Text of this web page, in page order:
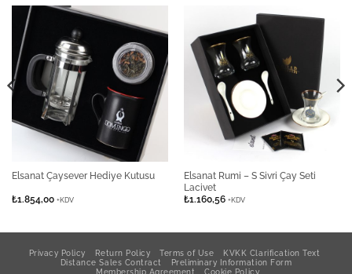
Elsanat Çaysever Hediye Kutusu
₺1.854,00 +KDV
Elsanat Rumi – S Sivri Çay Seti
Lacivet
₺1.160,56 +KDV
Privacy Policy Return Policy Terms of Use
KVKK Clarification Text
Distance Sales Contract
Preliminary Information Form
Membership Agreement
Cookie Policy